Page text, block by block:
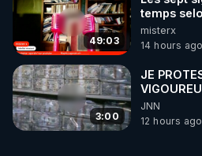
49:03
temps
misterx
14 hours ago
3:00
JE
JNN
12 hours ago